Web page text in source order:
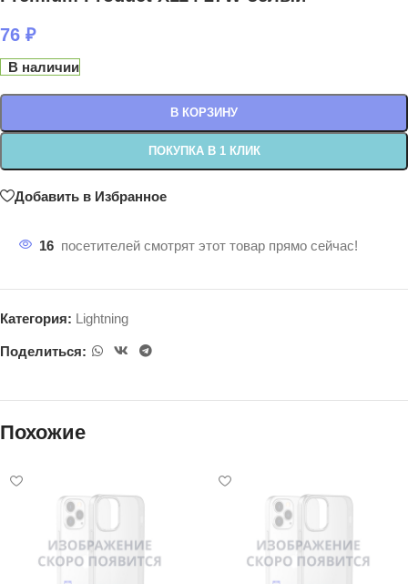
76 ₽
В наличии
В КОРЗИНУ
ПОКУПКА В 1 КЛИК
Добавить в Избранное
16 посетителей смотрят этот товар прямо сейчас!
Категория: Lightning
Поделиться:
Похожие